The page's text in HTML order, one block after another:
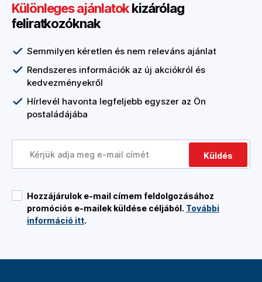
Különleges ajánlatokkizárólag
feliratkozóknak
Semmilyen kéretlen és nem releváns ajánlat
Rendszeres információk az új akciókról és
kedvezményekről
Hírlevél havonta legfeljebb egyszer az Ön
postaládájába
Küldés
Hozzájárulok e-mail címem feldolgozásához
promóciós e-mailek küldése céljából. További
információ itt.